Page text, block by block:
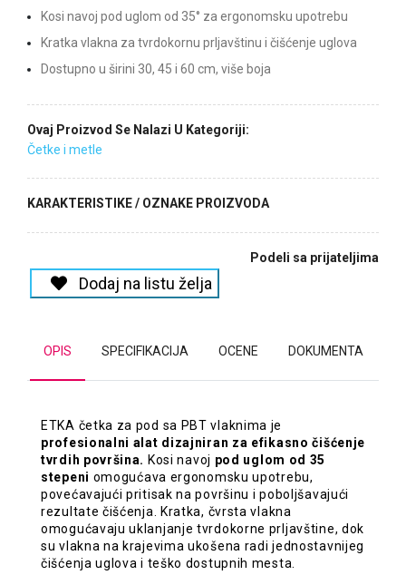
Kosi navoj pod uglom od 35° za ergonomsku upotrebu
Kratka vlakna za tvrdokornu prljavštinu i čišćenje uglova
Dostupno u širini 30, 45 i 60 cm, više boja
Ovaj Proizvod Se Nalazi U Kategoriji:
Četke i metle
KARAKTERISTIKE / OZNAKE PROIZVODA
Podeli sa prijateljima
Dodaj na listu želja
OPIS SPECIFIKACIJA OCENE DOKUMENTA
ETKA četka za pod sa PBT vlaknima je
profesionalni alat dizajniran za efikasno čišćenje
tvrdih površina. Kosi navoj pod uglom od 35
stepeni omogućava ergonomsku upotrebu,
povećavajući pritisak na površinu i poboljšavajući
rezultate čišćenja. Kratka, čvrsta vlakna
omogućavaju uklanjanje tvrdokorne prljavštine, dok
su vlakna na krajevima ukošena radi jednostavnijeg
čišćenja uglova i teško dostupnih mesta.